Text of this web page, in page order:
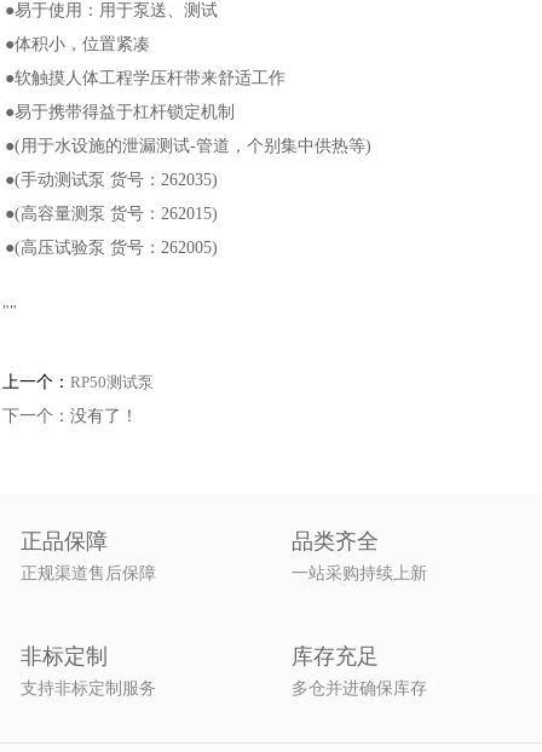
●易于使用：用于泵送、测试
●体积小，位置紧凑
●软触摸人体工程学压杆带来舒适工作
●易于携带得益于杠杆锁定机制
●(用于水设施的泄漏测试-管道，个别集中供热等)
●(手动测试泵 货号：262035)
●(高容量测泵 货号：262015)
●(高压试验泵 货号：262005)
""
上一个： RP50测试泵
下一个：没有了！
正品保障
正规渠道售后保障
品类齐全
一站采购持续上新
非标定制
支持非标定制服务
库存充足
多仓并进确保库存